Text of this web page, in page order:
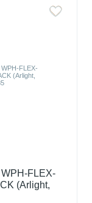
FLEX-
(Arlight,